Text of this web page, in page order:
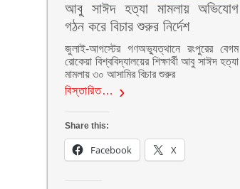
আবু সাঈদ হত্যা মামলায় অভিযোগ
গঠন করে বিচার শুরুর নির্দেশ
জুলাই-আগস্টের গণঅভ্যুত্থানে রংপুরের বেগম
রোকেয়া বিশ্ববিদ্যালয়ের শিক্ষার্থী আবু সাঈদ হত্যা
মামলায় ৩০ আসামির বিচার শুরুর
বিস্তারিত…
Share this:
Facebook X